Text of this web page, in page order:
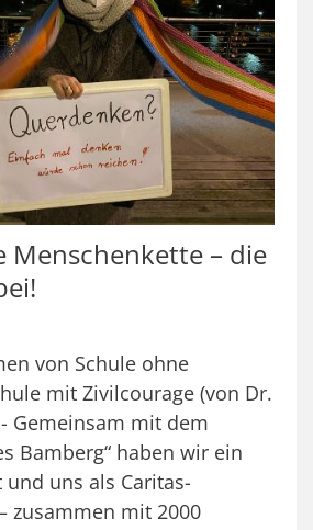
Menschenkette – die
von Schule ohne
mit Zivilcourage (von Dr.
Gemeinsam mit dem
Bamberg“ haben wir ein
und uns als Caritas-
zusammen mit 2000